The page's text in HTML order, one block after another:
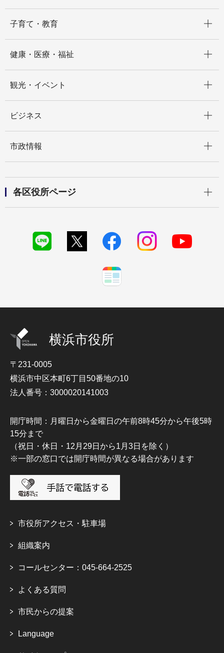
子育て・教育
健康・医療・福祉
観光・イベント
ビジネス
市政情報
各区役所ページ
横浜市役所
〒231-0005
横浜市中区本町6丁目50番地の10
法人番号：3000020141003
開庁時間：月曜日から金曜日の午前8時45分から午後5時
15分まで
（祝日・休日・12月29日から1月3日を除く）
※一部の窓口では開庁時間が異なる場合があります
市役所アクセス・駐車場
組織案内
コールセンター：045-664-2525
よくある質問
市民からの提案
Language